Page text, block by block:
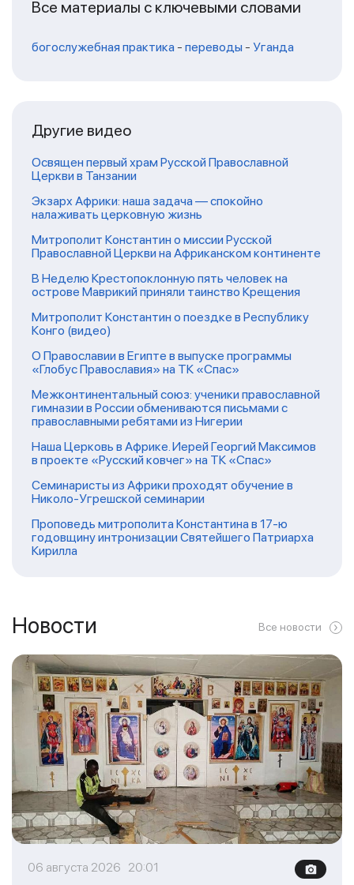
Все материалы с ключевыми словами
богослужебная практика - переводы - Уганда
Другие видео
Освящен первый храм Русской Православной
Церкви в Танзании
Экзарх Африки: наша задача — спокойно
налаживать церковную жизнь
Митрополит Константин о миссии Русской
Православной Церкви на Африканском континенте
В Неделю Крестопоклонную пять человек на
острове Маврикий приняли таинство Крещения
Митрополит Константин о поездке в Республику
Конго (видео)
О Православии в Египте в выпуске программы
«Глобус Православия» на ТК «Спас»
Межконтинентальный союз: ученики православной
гимназии в России обмениваются письмами с
православными ребятами из Нигерии
Наша Церковь в Африке. Иерей Георгий Максимов
в проекте «Русский ковчег» на ТК «Спас»
Семинаристы из Африки проходят обучение в
Николо-Угрешской семинарии
Проповедь митрополита Константина в 17-ю
годовщину интронизации Святейшего Патриарха
Кирилла
Новости Все новости
06 августа 2026 20:01